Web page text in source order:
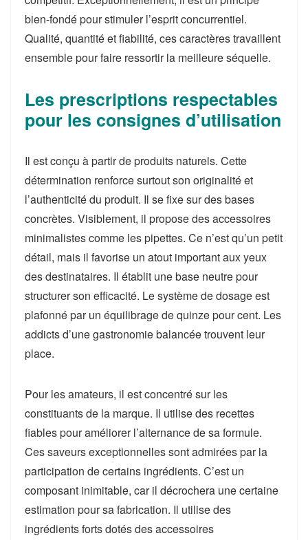
bien-fondé pour stimuler l’esprit concurrentiel.
Qualité, quantité et fiabilité, ces caractères travaillent
ensemble pour faire ressortir la meilleure séquelle.
Les prescriptions respectables
pour les consignes d’utilisation
Il est conçu à partir de produits naturels. Cette
détermination renforce surtout son originalité et
l’authenticité du produit. Il se fixe sur des bases
concrètes. Visiblement, il propose des accessoires
minimalistes comme les pipettes. Ce n’est qu’un petit
détail, mais il favorise un atout important aux yeux
des destinataires. Il établit une base neutre pour
structurer son efficacité. Le système de dosage est
plafonné par un équilibrage de quinze pour cent. Les
addicts d’une gastronomie balancée trouvent leur
place.
Pour les amateurs, il est concentré sur les
constituants de la marque. Il utilise des recettes
fiables pour améliorer l’alternance de sa formule.
Ces saveurs exceptionnelles sont admirées par la
participation de certains ingrédients. C’est un
composant inimitable, car il décrochera une certaine
estimation pour sa fabrication. Il utilise des
ingrédients forts dotés des accessoires